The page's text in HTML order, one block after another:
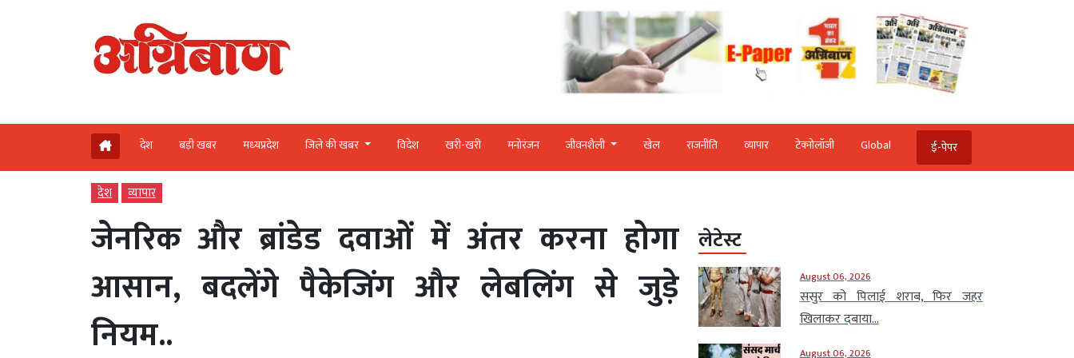
देश बड़ी खबर मध्‍यप्रदेश जिले की खबर विदेश खरी-खरी मनोरंजन जीवनशैली खेल राजनीति व्‍यापार टेक्‍नोलॉजी Global ई-पेपर
देश व्‍यापार
जेनरिक और ब्रांडेड दवाओं में अंतर करना होगा
आसान, बदलेंगे पैकेजिंग और लेबलिंग से जुड़े
नियम..
लेटेस्ट
August 06, 2026
ससुर को पिलाई शराब, फिर जहर
खिलाकर दबाया...
August 06, 2026